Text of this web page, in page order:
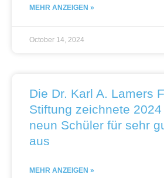
MEHR ANZEIGEN »
October 14, 2024
Die Dr. Karl A. Lamers
Stiftung zeichnete
neun Schüler für sehr
aus
MEHR ANZEIGEN »